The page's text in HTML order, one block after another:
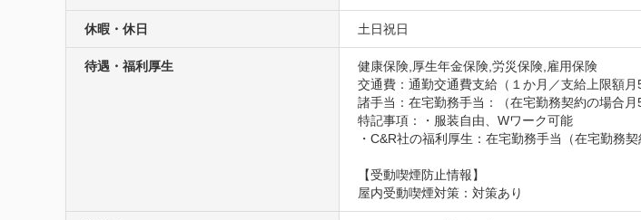
休暇・休日 土日祝日
待遇・福利厚生
健康保険,厚生年金保険,労災保険,雇用保険
交通費：通勤交通費支給（１か月／支給上限額月
諸手当：在宅勤務手当：（在宅勤務契約の場合月
特記事項：・服装自由、Wワーク可能
・C&R社の福利厚生：在宅勤務手当（在宅勤務
【受動喫煙防止情報】
屋内受動喫煙対策：対策あり